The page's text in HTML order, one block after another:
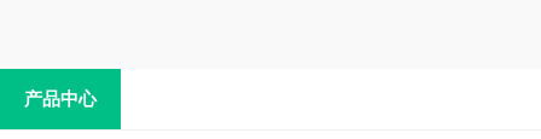
产品中心